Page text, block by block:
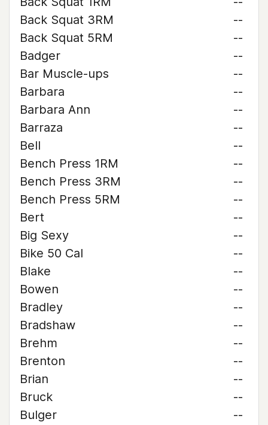
Back Squat 3RM
--
Back Squat 5RM
--
Badger
--
Bar Muscle-ups
--
Barbara
--
Barbara Ann
--
Barraza
--
Bell
--
Bench Press 1RM
--
Bench Press 3RM
--
Bench Press 5RM
--
Bert
--
Big Sexy
--
Bike 50 Cal
--
Blake
--
Bowen
--
Bradley
--
Bradshaw
--
Brehm
--
Brenton
--
Brian
--
Bruck
--
Bulger
--